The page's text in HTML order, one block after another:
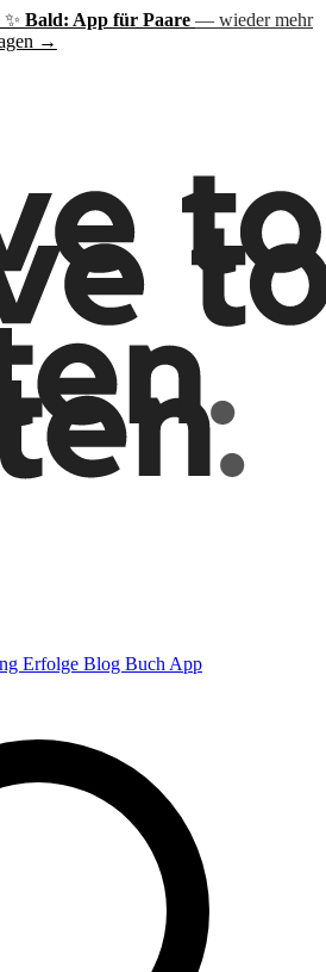
✨ Bald: App für Paare — wieder mehr
→
Erfolge Blog Buch App